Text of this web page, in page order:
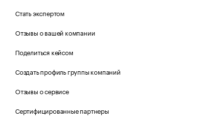
Стать экспертом
Отзывы о вашей компании
Поделиться кейсом
Создать профиль группы компаний
Отзывы о сервисе
Сертифицированные партнеры